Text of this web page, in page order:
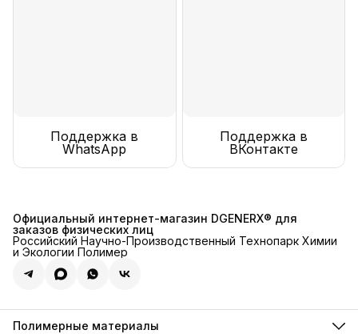
Поддержка в
WhatsApp
Поддержка в
ВКонтакте
Официальный интернет-магазин DGENERX® для
заказов физических лиц
Российский Научно-Производственный Технопарк Химии
и Экологии Полимер
Полимерные материалы